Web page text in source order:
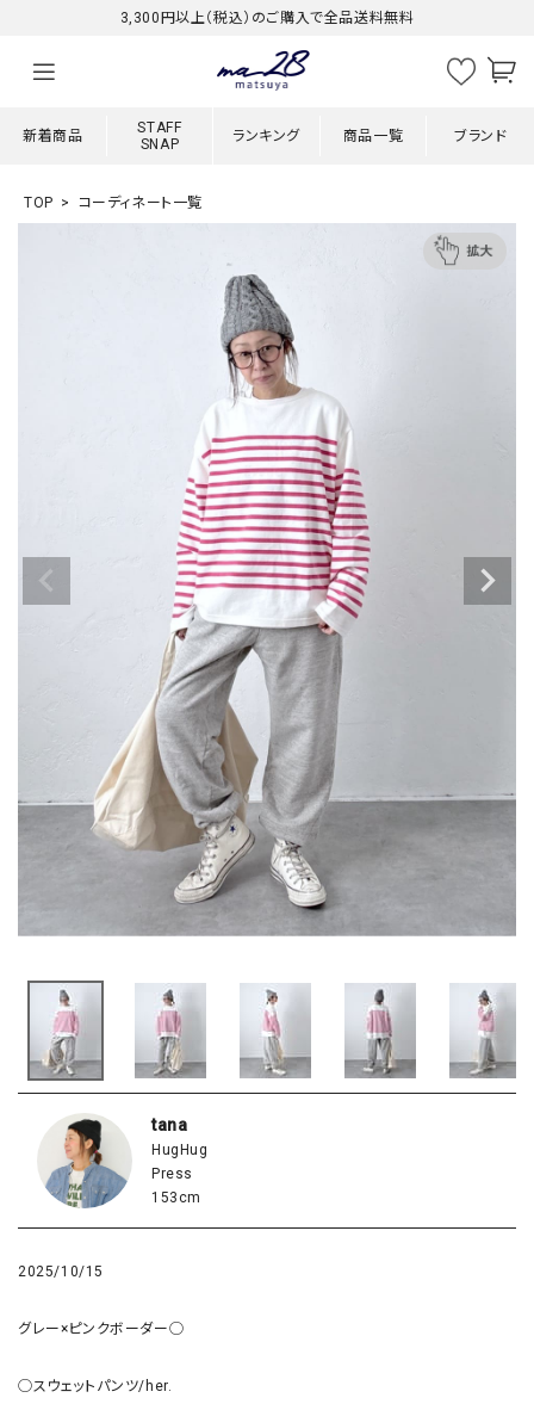
3,300円以上（税込）のご購入で全品送料無料
新着商品
STAFF
SNAP
ランキング 商品一覧 ブランド
TOP コーディネート一覧
tana
HugHug
Press
153cm
2025/10/15
グレー×ピンクボーダー◯
◯スウェットパンツ/her.